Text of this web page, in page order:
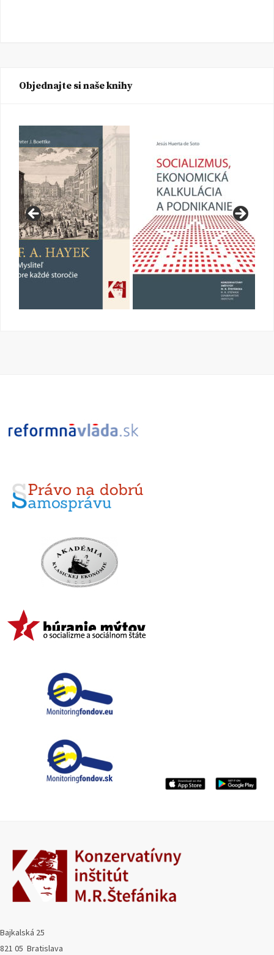
Objednajte si naše knihy
Bajkalská 25
821 05 Bratislava